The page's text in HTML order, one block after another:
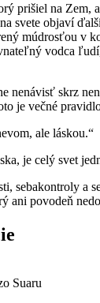
prišiel na Zem,
svete objaví
múdrosťou v
vodca
nenávisť skrz
je večné
ale láskou.“
je celý svet
sebakontroly a
ani povodeň
Suaru